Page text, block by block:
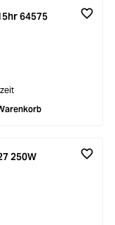
64575
250W